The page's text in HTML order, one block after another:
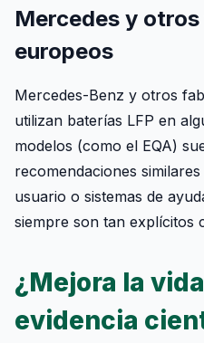
Mercedes y
europeos
Mercedes-Benz y otros
utilizan baterías LFP en
modelos (como el EQA)
recomendaciones
usuario o sistemas de
siempre son tan explícitos
¿Mejora la
evidencia